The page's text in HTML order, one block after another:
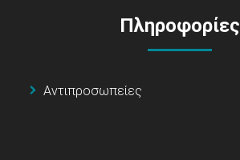
Πληροφορίες
Αντιπροσωπείες